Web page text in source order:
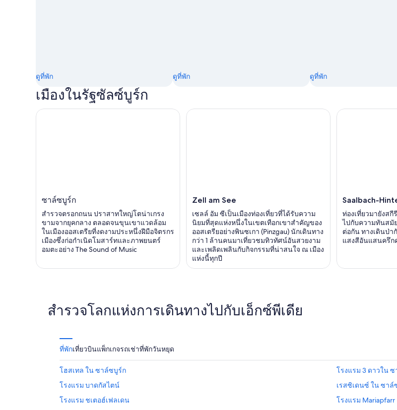
ดูที่พัก ดูที่พัก ดูที่พัก
เมืองในรัฐซัลซ์บูร์ก
ซาล์ซบูร์ก
สำรวจตรอกถนน ปราสาทใหญ่โตน่าเกรง
ขามจากยุคกลาง ตลอดจนขุนเขาแวดล้อม
ในเมืองออสเตรียที่งดงามประหนึ่งฝีมือจิตรกร
เมืองซึ่งก่อกำเนิดโมสาร์ทและภาพยนตร์
อมตะอย่าง The Sound of Music
Zell am See
เซลล์ อัม ซีเป็นเมืองท่องเที่ยวที่ได้รับความ
นิยมที่สุดแห่งหนึ่งในเขตเทือกเขาสำคัญของ
ออสเตรียอย่างพินซเกา (Pinzgau) นักเดินทาง
กว่า 1 ล้านคนมาเที่ยวชมทิวทัศน์อันสวยงาม
และเพลิดเพลินกับกิจกรรมที่น่าสนใจ ณ เมือง
แห่งนี้ทุกปี
Saalbach-
ท่องเที่ยวมายังส
ไปกับความทันสมั
ต่อกัน ทางเดินป่า
แสงสีอันแสนครึ
สำรวจโลกแห่งการเดินทางไปกับเอ็กซ์พีเดีย
ที่พักเที่ยวบินแพ็กเกจรถเช่าที่พักวันหยุด
โฮสเทล ใน ซาล์ซบูร์ก
โรงแรม 3 ดาวใน
โรงแรม บาดกัสไตน์
เรสซิเดนซ์ ใน ซาล์
โรงแรม ชเตอฮ์เฟลเดน
โรงแรม Mariapfarr